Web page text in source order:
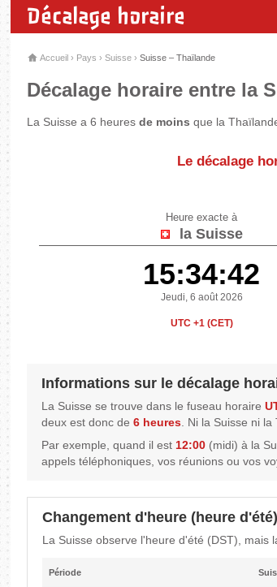
Décalage horaire
Accueil › Pays › Suisse › Suisse – Thaïlande
Décalage horaire entre la
La Suisse a 6 heures de moins que la
Le décalage
Heure exacte à
la Suisse
15:34:42
Jeudi, 6 août 2026
UTC +1 (CET)
Informations sur le décalage
La Suisse se trouve dans le fuseau horaire
deux est donc de 6 heures . Ni la Suisse ni
Par exemple, quand il est 12:00 (midi) à la
appels téléphoniques, vos réunions ou vos
Changement d'heure (heure d'été)
La Suisse observe l'heure d'été (DST), mais
Période